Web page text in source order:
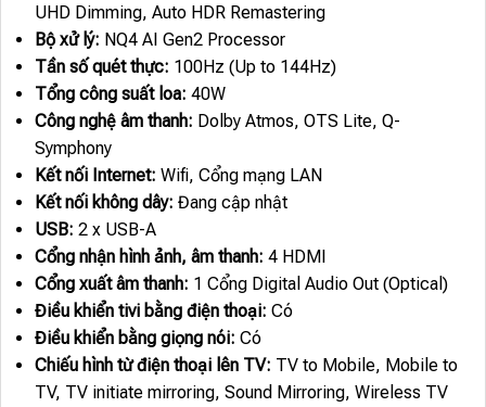
UHD Dimming, Auto HDR Remastering
Bộ xử lý: NQ4 AI Gen2 Processor
Tần số quét thực: 100Hz (Up to 144Hz)
Tổng công suất loa: 40W
Công nghệ âm thanh: Dolby Atmos, OTS Lite, Q-
Symphony
Kết nối Internet: Wifi, Cổng mạng LAN
Kết nối không dây: Đang cập nhật
USB: 2 x USB-A
Cổng nhận hình ảnh, âm thanh: 4 HDMI
Cổng xuất âm thanh: 1 Cổng Digital Audio Out (Optical)
Điều khiển tivi bằng điện thoại: Có
Điều khiển bằng giọng nói: Có
Chiếu hình từ điện thoại lên TV: TV to Mobile, Mobile to
TV, TV initiate mirroring, Sound Mirroring, Wireless TV